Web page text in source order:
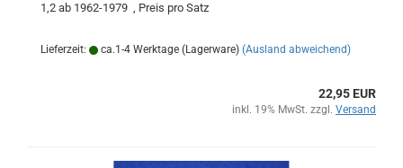
1,2 ab 1962-1979 , Preis pro Satz
Lieferzeit: ca.1-4 Werktage (Lagerware) (Ausland abweichend)
22,95 EUR
inkl. 19% MwSt. zzgl. Versand